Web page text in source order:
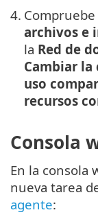
4.
archivos e
la Red de
Cambiar
uso
recursos
Consola
En la consola
nueva tarea
agente: